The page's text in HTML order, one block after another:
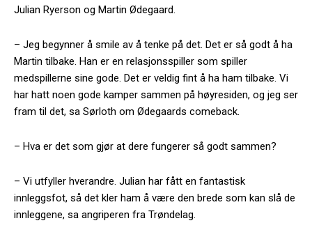
Julian Ryerson og Martin Ødegaard.
– Jeg begynner å smile av å tenke på det. Det er så godt å ha
Martin tilbake. Han er en relasjonsspiller som spiller
medspillerne sine gode. Det er veldig fint å ha ham tilbake. Vi
har hatt noen gode kamper sammen på høyresiden, og jeg ser
fram til det, sa Sørloth om Ødegaards comeback.
– Hva er det som gjør at dere fungerer så godt sammen?
– Vi utfyller hverandre. Julian har fått en fantastisk
innleggsfot, så det kler ham å være den brede som kan slå de
innleggene, sa angriperen fra Trøndelag.